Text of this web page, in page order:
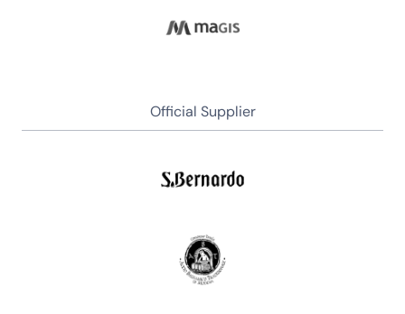
Official Supplier